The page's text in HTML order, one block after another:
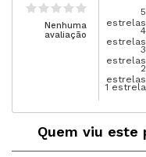
Nenhuma
avaliação
5
estrelas
4
estrelas
3
estrelas
2
estrelas
1 estrela
Quem viu este